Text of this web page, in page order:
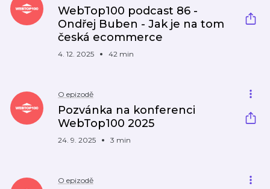
WebTop100 podcast 86 -
Ondřej Buben - Jak je na tom
česká ecommerce
4. 12. 2025 42 min
O epizodě
Pozvánka na konferenci
WebTop100 2025
24. 9. 2025 3 min
O epizodě